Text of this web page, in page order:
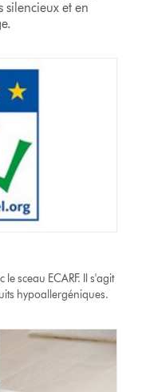
silencieux et en
sceau ECARF. Il s'agit
hypoallergéniques.